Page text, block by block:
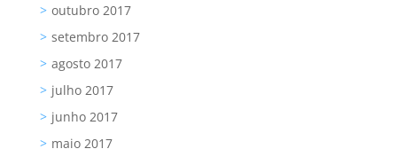
outubro 2017
setembro 2017
agosto 2017
julho 2017
junho 2017
maio 2017